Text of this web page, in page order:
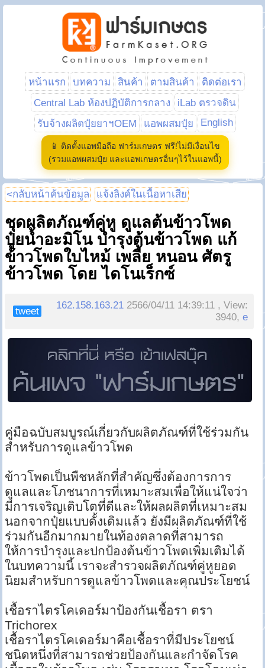
หน้าแรก บทความ สินค้า ตามสินค้า
ติดต่อเรา
Central Lab ห้องปฏิบัติการกลาง
iLab ตรวจดิน
รับจ้างผลิตปุ๋ยยาฯOEM
แอพผสมปุ๋ย English
📱 ติดตั้งแอพมือถือ ฟาร์มเกษตร ฟรี!ไม่มีเงื่อนไข
(รวมแอพผสมปุ๋ย และแอพเกษตรอื่นๆไว้ในแอพนี้)
<กลับหน้าค้นข้อมูล แจ้งลิงค์ในเนื้อหาเสีย
ชุดผลิตภัณฑ์คู่หู ดูแลต้นข้าวโพด
ปู๋ยน้ำอะมิโน บำรุงต้นข้าวโพด แก้
ข้าวโพดใบไหม้ เพลี้ย หนอน ศัตรู
ข้าวโพด โดย ไดโนเร็กซ์
tweet
162.158.163.21 2566/04/11 14:39:11 , View:
3940,e
คู่มือฉบับสมบูรณ์เกี่ยวกับผลิตภัณฑ์ที่ใช้ร่วมกัน
สำหรับการดูแลข้าวโพด
ข้าวโพดเป็นพืชหลักที่สำคัญซึ่งต้องการการ
ดูแลและโภชนาการที่เหมาะสมเพื่อให้แน่ใจว่า
มีการเจริญเติบโตที่ดีและให้ผลผลิตที่เหมาะสม
นอกจากปุ๋ยแบบดั้งเดิมแล้ว ยังมีผลิตภัณฑ์ที่ใช้
ร่วมกันอีกมากมายในท้องตลาดที่สามารถ
ให้การบำรุงและปกป้องต้นข้าวโพดเพิ่มเติมได้
ในบทความนี้ เราจะสำรวจผลิตภัณฑ์คู่หูยอด
นิยมสำหรับการดูแลข้าวโพดและคุณประโยชน์
เชื้อราไตรโคเดอร์มาป้องกันเชื้อรา ตรา
Trichorex
เชื้อราไตรโคเดอร์มาคือเชื้อราที่มีประโยชน์
ชนิดหนึ่งที่สามารถช่วยป้องกันและกำจัดโรค